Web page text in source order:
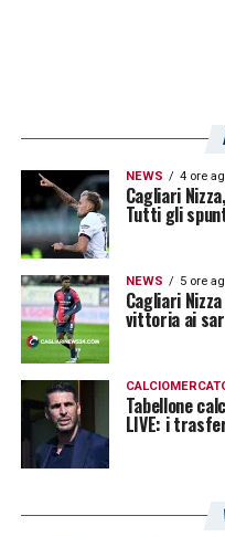
NEWS 4 ore
Cagliari
Tutti gli
NEWS 5 ore
Cagliari
vittoria ai
Tabellone
LIVE: i